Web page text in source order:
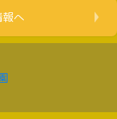
へ